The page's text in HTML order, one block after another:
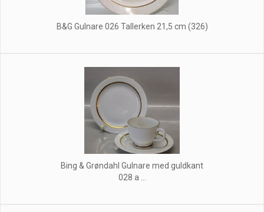
B&G Gulnare 026 Tallerken 21,5 cm (326)
Bing & Grøndahl Gulnare med guldkant
028 a ...